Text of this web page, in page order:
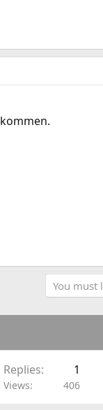
You must
Replies 1
Views 406